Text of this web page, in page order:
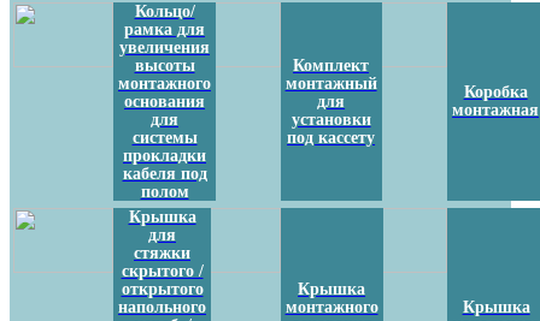
Кольцо/
рамка для
увеличения
высоты
монтажного
основания
для
системы
прокладки
кабеля под
полом
Комплект
монтажный
для
установки
под кассету
Коробка
монтажная
Крышка
для
стяжки
скрытого /
открытого
напольного
Крышка
монтажного
Крышка